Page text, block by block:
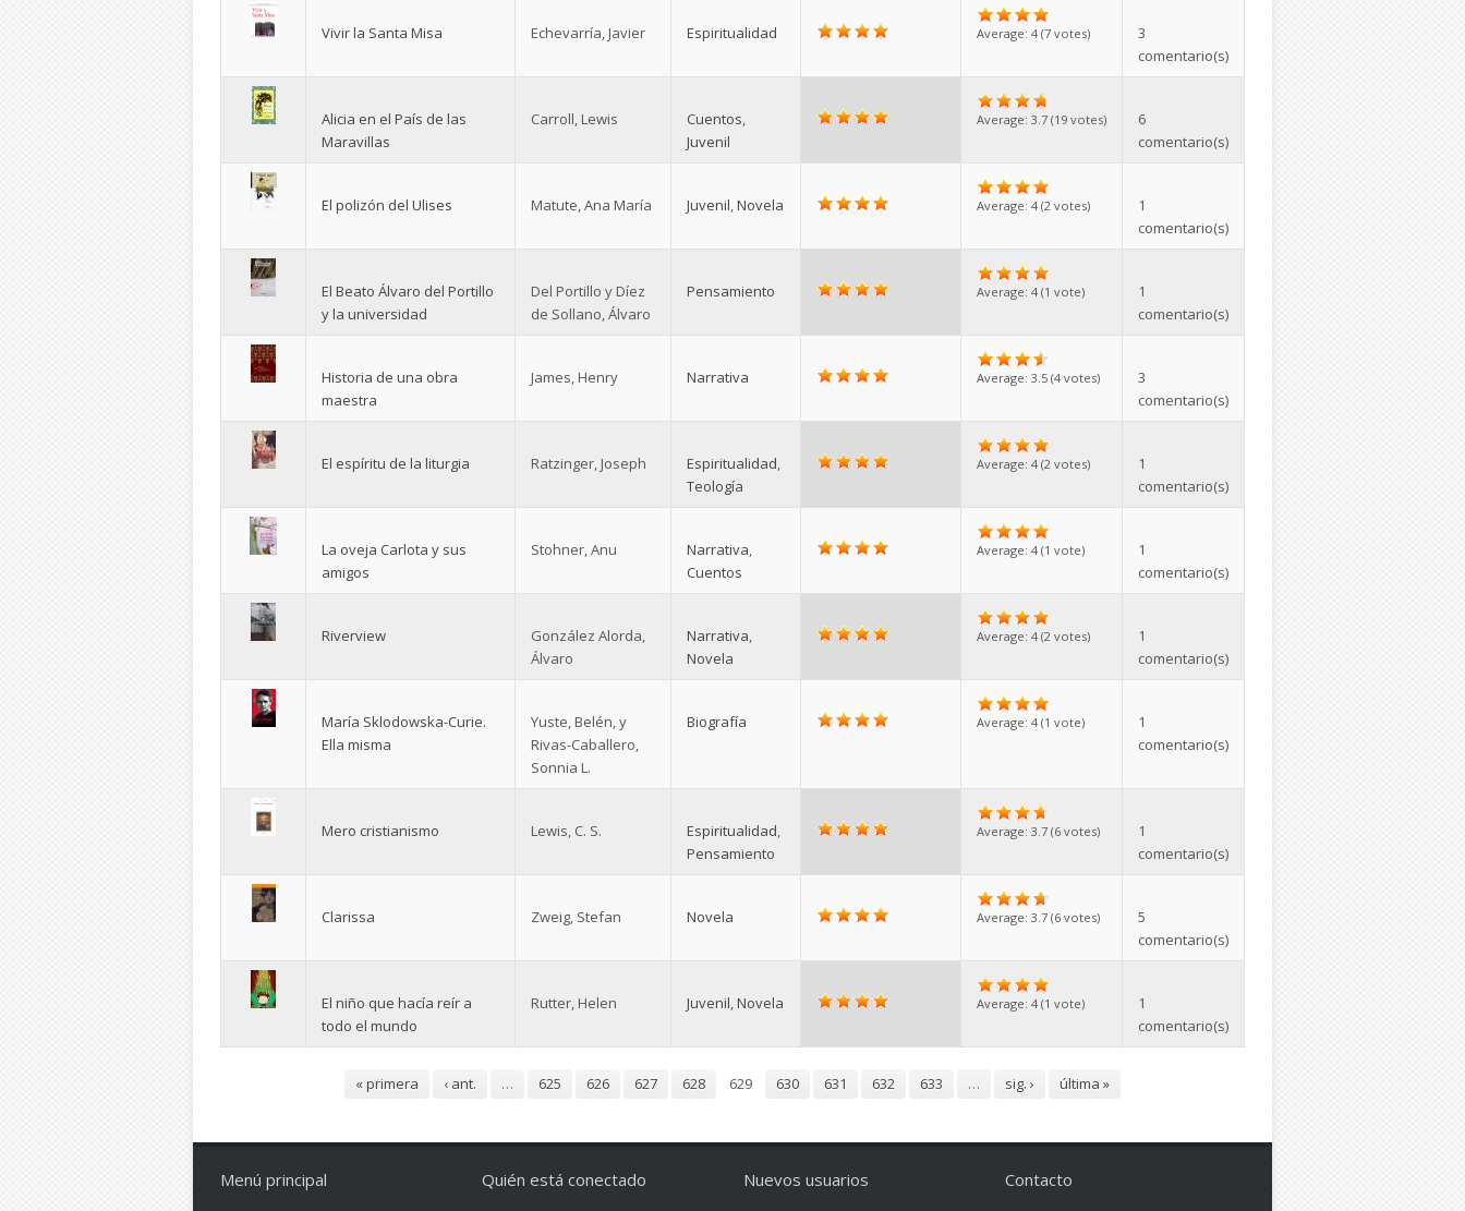
Vivir la Santa Misa Echevarría, Javier Espiritualidad Average: 4 (7 votes)
3
comentario(s)
Alicia en el País de las
Maravillas
Carroll, Lewis Cuentos
Juvenil
Average: 3.7 (19 votes)
6
comentario(s)
El polizón del Ulises Matute, Ana María Juvenil Novela Average: 4 (2 votes)
1
comentario(s)
El Beato Álvaro del Portillo
y la universidad
Del Portillo y Díez
de Sollano, Álvaro
Pensamiento Average: 4 (1 vote)
1
comentario(s)
Historia de una obra
maestra
James, Henry Narrativa Average: 3.5 (4 votes)
3
comentario(s)
El espíritu de la liturgia Ratzinger, Joseph Espiritualidad
Teología
Average: 4 (2 votes)
1
comentario(s)
La oveja Carlota y sus
amigos
Stohner, Anu Narrativa
Cuentos
Average: 4 (1 vote)
1
comentario(s)
Riverview
González Alorda,
Álvaro
Narrativa
Novela
Average: 4 (2 votes)
1
comentario(s)
María Sklodowska-Curie.
Ella misma
Yuste, Belén, y
Rivas-Caballero,
Sonnia L.
Biografía Average: 4 (1 vote)
1
comentario(s)
Mero cristianismo Lewis, C. S. Espiritualidad
Pensamiento
Average: 3.7 (6 votes)
1
comentario(s)
Clarissa Zweig, Stefan Novela Average: 3.7 (6 votes)
5
comentario(s)
El niño que hacía reír a
todo el mundo
Rutter, Helen Juvenil Novela Average: 4 (1 vote)
1
comentario(s)
« primera ‹ ant. … 625 626 627 628 629 630 631 632 633 … sig. › última »
Menú principal Quién está conectado Nuevos usuarios Contacto